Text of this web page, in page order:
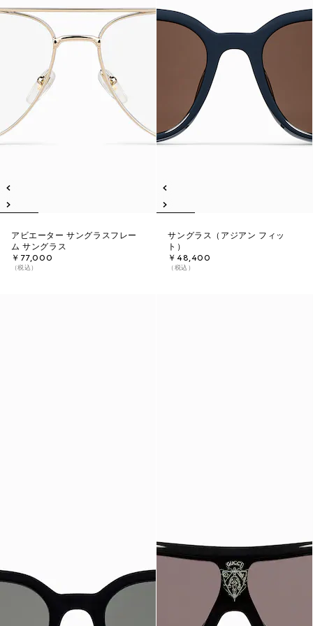
アビエーター サングラスフレー
ム サングラス
￥77,000
（税込）
サングラス（アジアン フィッ
ト）
￥48,400
（税込）